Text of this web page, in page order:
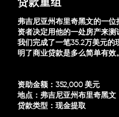
贷款重组
弗吉尼亚州布里奇黑文的一位
资者决定用他的一处房产来测
我们完成了一笔35.2万美元的
明了商业贷款是多么简单有效
资助金额：352,000 美元
地点：弗吉尼亚州布里奇黑文
贷款类型：现金提取